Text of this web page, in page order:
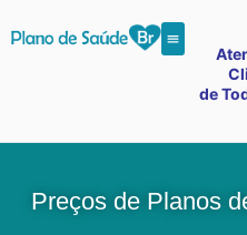
de
Preços de Planos